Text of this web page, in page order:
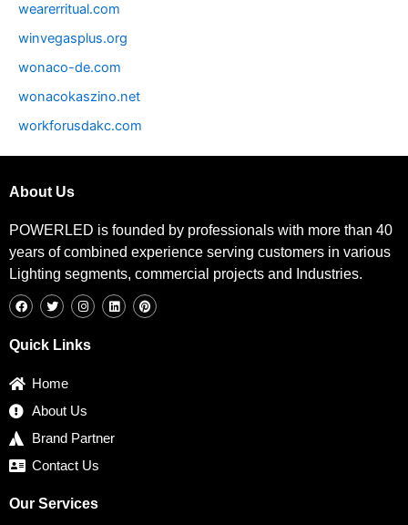
wearerritual.com
winvegasplus.org
wonaco-de.com
wonacokaszino.net
workforusdakc.com
About Us
POWERLED is founded by professionals with more than 40
years of combined experience serving customers in various
Lighting segments, commercial projects and Industries.
a
c
o
w
i
t
e
n
s
g
i
n
i
n
Quick Links
Home
About Us
Brand Partner
Contact Us
Our Services